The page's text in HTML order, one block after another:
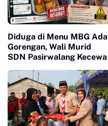
Diduga di Menu MBG Ada
Gorengan, Wali Murid
SDN Pasirwalang Kecewa